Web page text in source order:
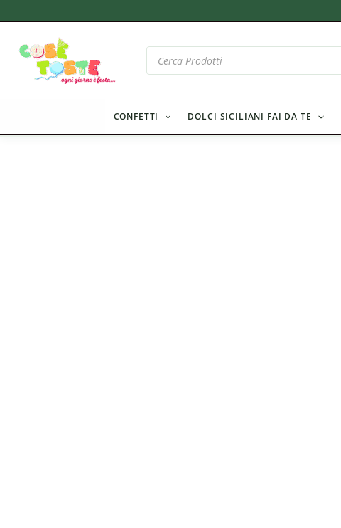
al
contenuto
Products
search
CONFETTI DOLCI SICILIANI FAI DA TE